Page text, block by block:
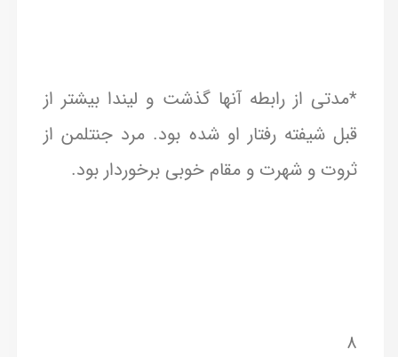
*مدتی از رابطه آنها گذشت و لیندا بیشتر از
قبل شیفته رفتار او شده بود. مرد جنتلمن از
ثروت و شهرت و مقام خوبی برخوردار بود.
۸